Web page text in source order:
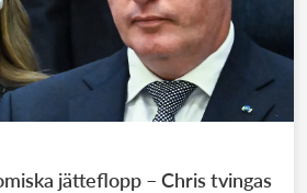
jätteflopp – Chris tvingas